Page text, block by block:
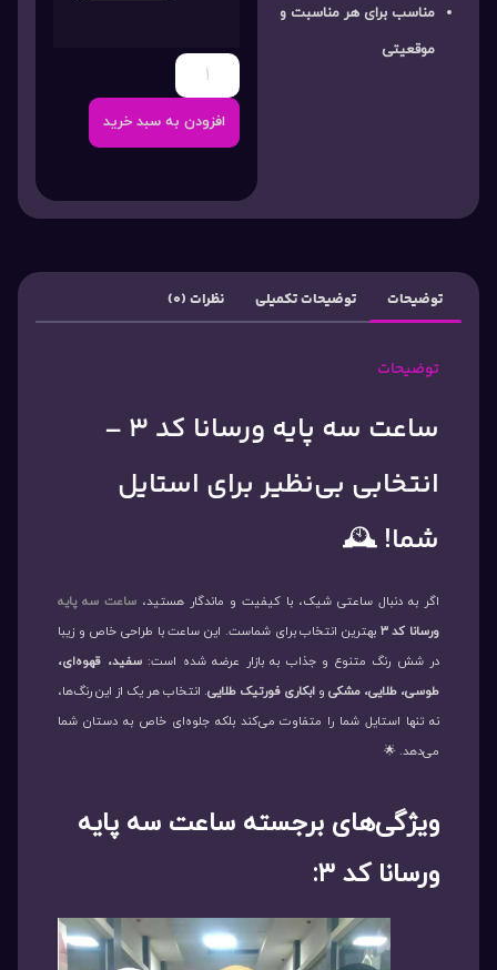
مناسب برای هر مناسبت و
موقعیتی
افزودن به سبد خرید
توضیحات توضیحات تکمیلی نظرات (0)
توضیحات
ساعت سه پایه ورسانا کد ۳ –
انتخابی بی‌نظیر برای استایل
شما! 🕰️
اگر به دنبال ساعتی شیک، با کیفیت و ماندگار هستید، ساعت سه پایه
ورسانا کد ۳
بهترین انتخاب برای شماست. این ساعت با طراحی خاص و زیبا
در شش رنگ متنوع و جذاب به بازار عرضه شده است:سفید، قهوه‌ای،
طوسی، طلایی، مشکی و ابکاری فورتیک طلایی. انتخاب هر یک از این رنگ‌ها،
نه تنها استایل شما را متفاوت می‌کند بلکه جلوه‌ای خاص به دستان شما
می‌دهد. 🌟
ویژگی‌های برجسته ساعت سه پایه
ورسانا کد ۳: